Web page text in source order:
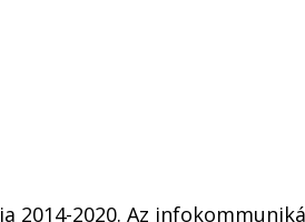
2014-2020. Az